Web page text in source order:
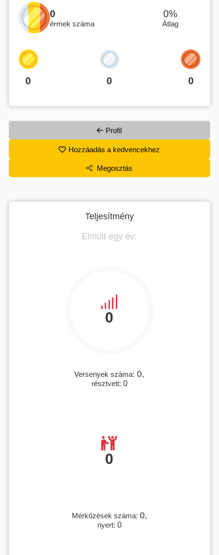
0
érmek száma
0%
Átlag
0 0 0
Profil
Hozzáadás a kedvencekhez
Megosztás
Teljesítmény
Elmúlt egy év:
0
Versenyek száma: 0,
résztvett: 0
0
Mérkőzések száma: 0,
nyert: 0